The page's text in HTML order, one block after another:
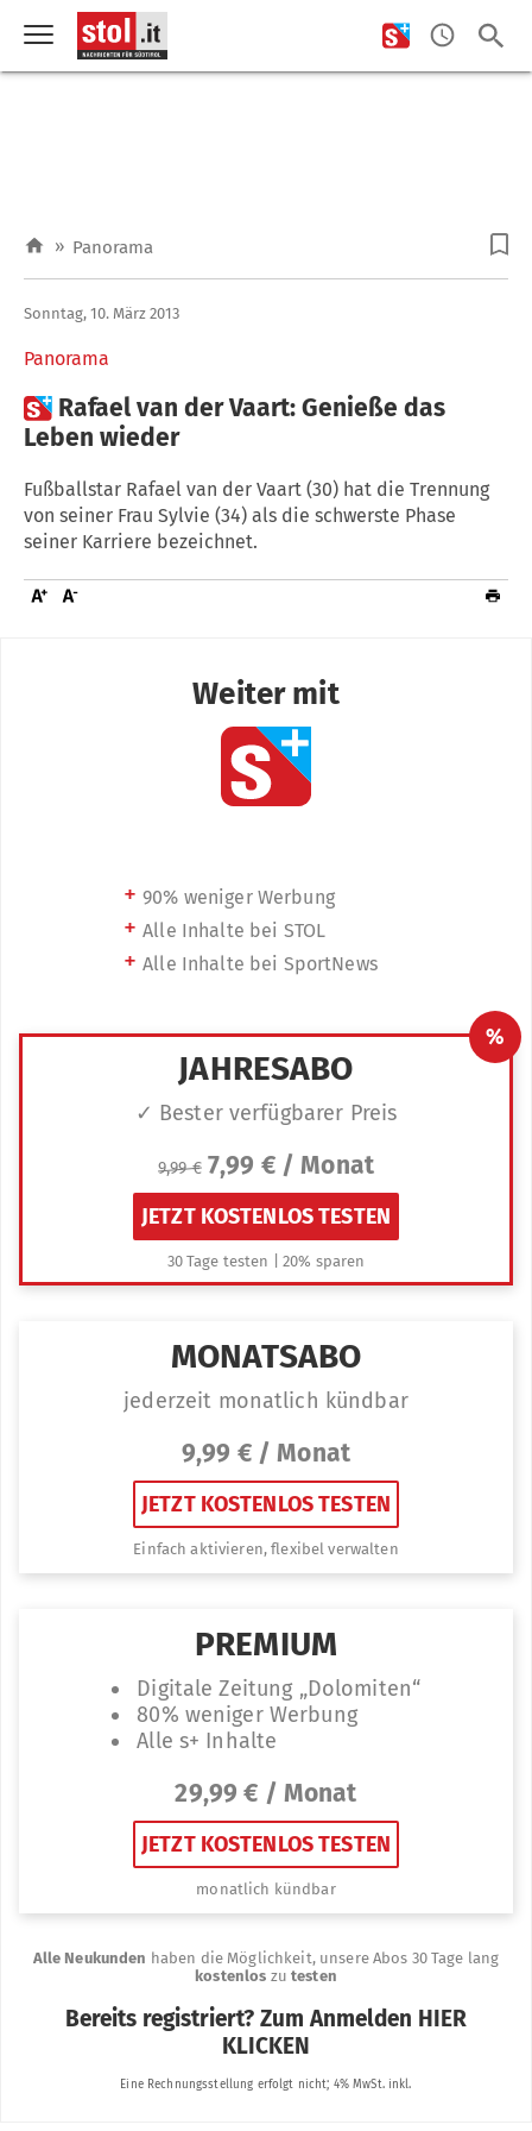
» Panorama
Panorama
Sonntag, 10. März 2013
 Rafael van der Vaart: Genieße das
Leben wieder
Fußballstar Rafael van der Vaart (30) hat die Trennung
von seiner Frau Sylvie (34) als die schwerste Phase
seiner Karriere bezeichnet.